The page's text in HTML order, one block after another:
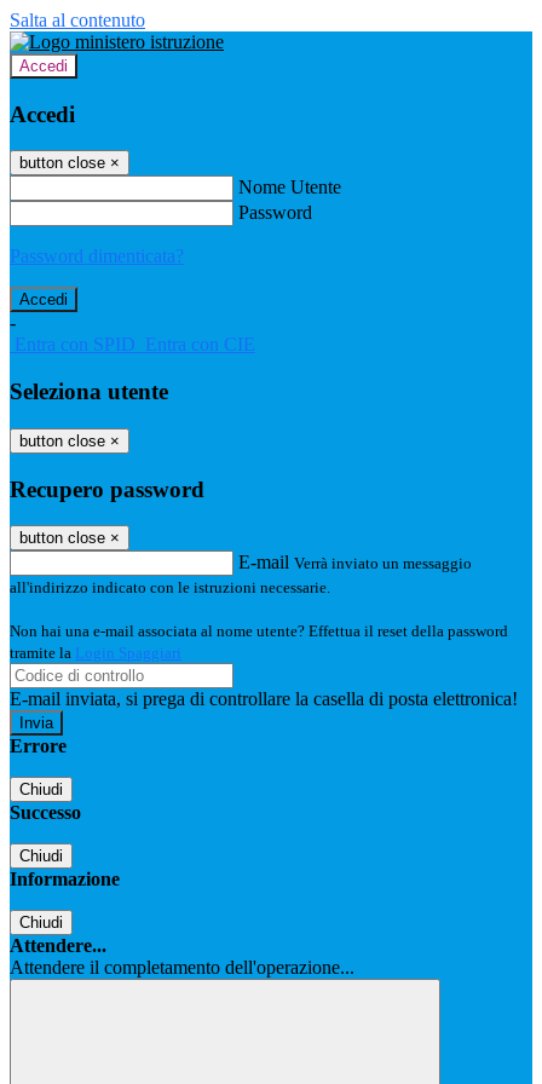
Salta al contenuto
Accedi
Accedi
button close ×
Nome Utente
Password
Password dimenticata?
-
Entra con SPID Entra con CIE
Seleziona utente
button close ×
Recupero password
button close ×
E-mail Verrà inviato un messaggio
all'indirizzo indicato con le istruzioni necessarie.
Non hai una e-mail associata al nome utente? Effettua il reset della password
tramite la Login Spaggiari
E-mail inviata, si prega di controllare la casella di posta elettronica!
Errore
Chiudi
Successo
Chiudi
Informazione
Chiudi
Attendere...
Attendere il completamento dell'operazione...